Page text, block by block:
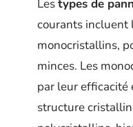
Lestypes de
courants incluent
monocristallins,
minces. Les
par leur efficacité
structure